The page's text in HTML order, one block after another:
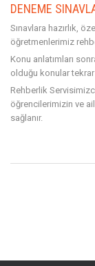
DENEME
Sınavlara hazırlık,
öğretmenlerimiz
Konu anlatımları
olduğu konular tekrar
Rehberlik
öğrencilerimizin ve
sağlanır.